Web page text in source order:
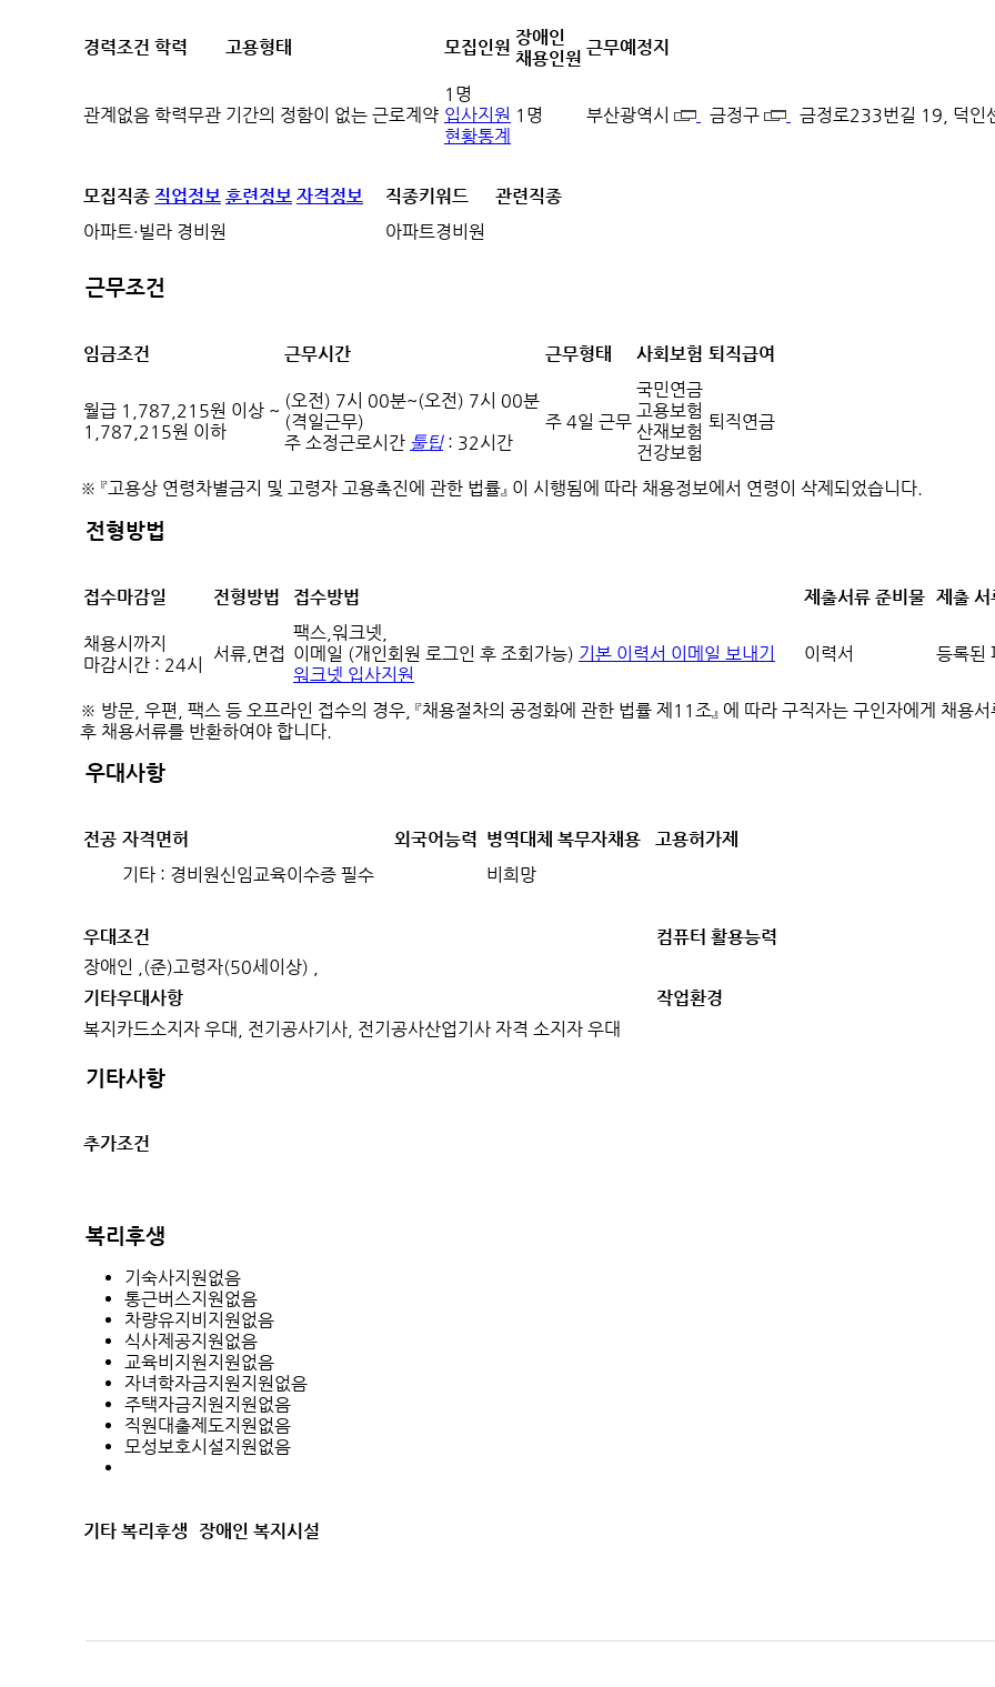
경력조건 학력 고용형태 모집인원 장애인
채용인원
근무예정지
관계없음 학력무관 기간의 정함이 없는 근로계약
1명
입사지원
현황통계
1명 부산광역시 금정구 금정로233번길 19, 덕인
모집직종 직업정보 훈련정보 자격정보 직종키워드
관련직종
아파트·빌라 경비원
아파트경비원
근무조건
임금조건 근무시간 근무형태 사회보험 퇴직급여
월급 1,787,215원 이상 ~
1,787,215원 이하
(오전) 7시 00분~(오전) 7시 00분
(격일근무)
주 소정근로시간 툴팁: 32시간
주 4일 근무
국민연금
고용보험
산재보험
건강보험
퇴직연금
※ 『고용상 연령차별금지 및 고령자 고용촉진에 관한 법률』 이 시행됨에 따라 채용정보에서 연령이 삭제되었습니다.
전형방법
접수마감일 전형방법 접수방법 제출서류 준비물 제출 서
채용시까지
마감시간 : 24시
서류,면접
팩스,워크넷,
이메일 (개인회원 로그인 후 조회가능) 기본 이력서 이메일 보내기
워크넷 입사지원
이력서 등록된
※ 방문, 우편, 팩스 등 오프라인 접수의 경우, 『채용절차의 공정화에 관한 법률 제11조』 에 따라 구직자는 구인자에게 채용
후 채용서류를 반환하여야 합니다.
우대사항
전공 자격면허 외국어능력 병역대체 복무자채용
고용허가제
기타 : 경비원신임교육이수증 필수
비희망
우대조건
컴퓨터 활용능력
장애인 ,(준)고령자(50세이상) ,
기타우대사항
작업환경
복지카드소지자 우대, 전기공사기사, 전기공사산업기사 자격 소지자 우대
기타사항
추가조건
복리후생
기숙사지원없음
통근버스지원없음
차량유지비지원없음
식사제공지원없음
교육비지원지원없음
자녀학자금지원지원없음
주택자금지원지원없음
직원대출제도지원없음
모성보호시설지원없음
기타 복리후생 장애인 복지시설